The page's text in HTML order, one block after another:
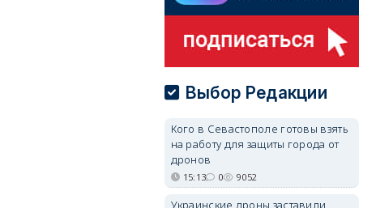
Выбор Редакции
Кого в Севастополе готовы взять
на работу для защиты города от
дронов
15:13 0 9052
Украинские дроны заставили